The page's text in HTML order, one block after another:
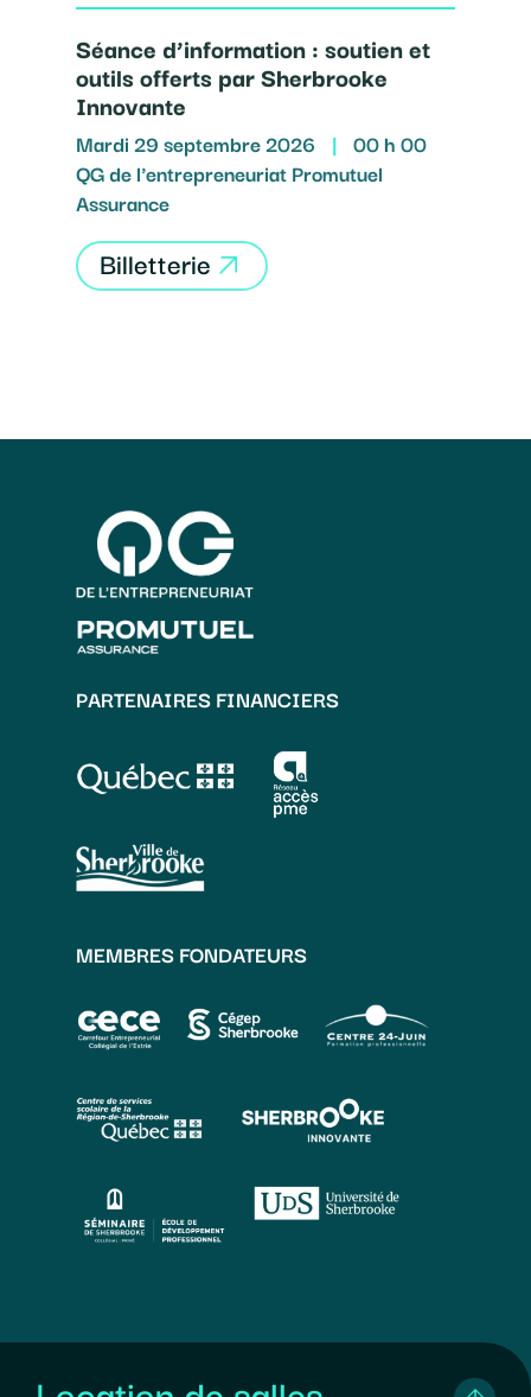
Séance d’information : soutien et
outils offerts par Sherbrooke
Innovante
Mardi 29 septembre 2026 | 00 h 00
QG de l'entrepreneuriat Promutuel
Assurance
Billetterie
PARTENAIRES FINANCIERS
MEMBRES FONDATEURS